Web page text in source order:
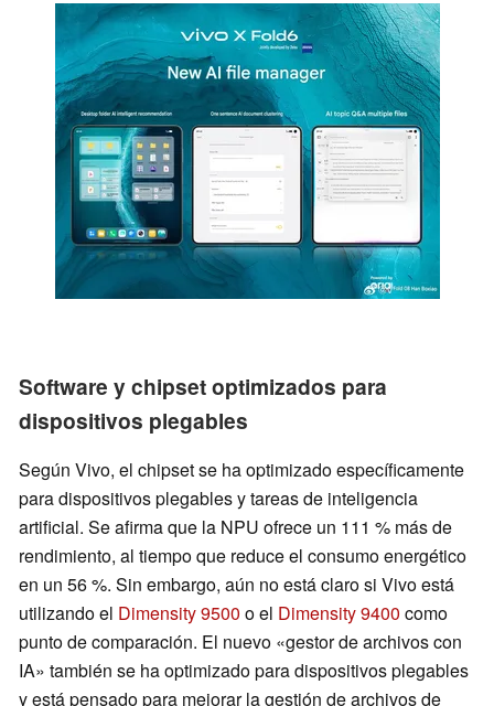
Software y chipset optimizados para
dispositivos plegables
Según Vivo, el chipset se ha optimizado específicamente
para dispositivos plegables y tareas de inteligencia
artificial. Se afirma que la NPU ofrece un 111 % más de
rendimiento, al tiempo que reduce el consumo energético
en un 56 %. Sin embargo, aún no está claro si Vivo está
utilizando el Dimensity 9500 o el Dimensity 9400 como
punto de comparación. El nuevo «gestor de archivos con
IA» también se ha optimizado para dispositivos plegables
y está pensado para mejorar la gestión de archivos de